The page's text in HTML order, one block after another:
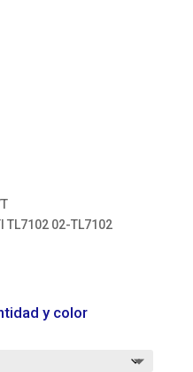
TL7102 02-TL7102
y color